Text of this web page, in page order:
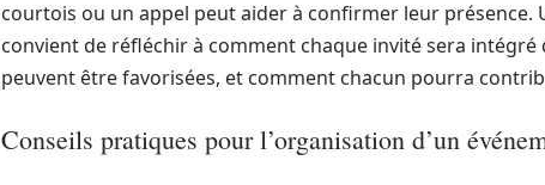
courtois ou un appel peut aider à confirmer leur présence.
convient de réfléchir à comment chaque invité sera intégré
peuvent être favorisées, et comment chacun pourra
Conseils pratiques pour l’organisation d’un